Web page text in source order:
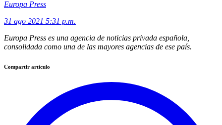
Europa Press
31 ago 2021 5:31 p.m.
Europa Press es una agencia de noticias privada española,
consolidada como una de las mayores agencias de ese país.
Compartir artículo